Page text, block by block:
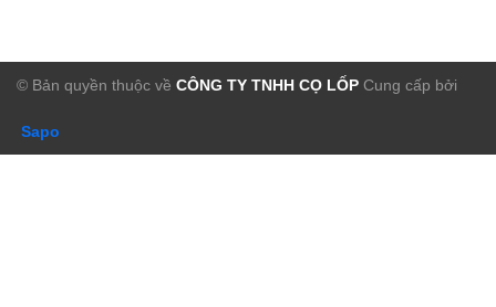
© Bản quyền thuộc về CÔNG TY TNHH CỌ LỐP Cung cấp bởi
Sapo